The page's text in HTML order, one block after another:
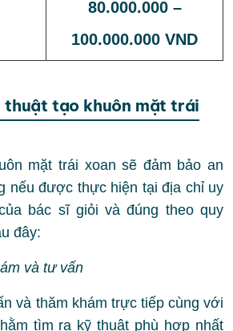
80.000.000 –
100.000.000 VND
thuật tạo khuôn mặt trái
mặt trái xoan sẽ đảm bảo an
nếu được thực hiện tại địa chỉ uy
bác sĩ giỏi và đúng theo quy
đây:
và tư vấn
và thăm khám trực tiếp cùng với
tìm ra kỹ thuật phù hợp nhất